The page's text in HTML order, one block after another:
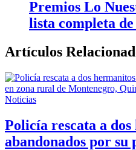
Premios Lo
lista completa
Artículos
Noticias
Policía rescata a
abandonados por su